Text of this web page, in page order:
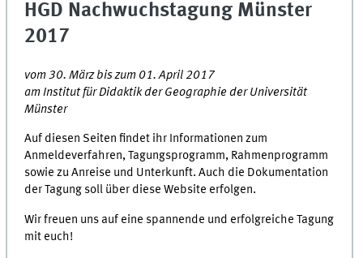
HGD Nachwuchstagung Münster
2017
vom 30. März bis zum 01. April 2017
am Institut für Didaktik der Geographie der Universität
Münster
Auf diesen Seiten findet ihr Informationen zum
Anmeldeverfahren, Tagungsprogramm, Rahmenprogramm
sowie zu Anreise und Unterkunft. Auch die Dokumentation
der Tagung soll über diese Website erfolgen.
Wir freuen uns auf eine spannende und erfolgreiche Tagung
mit euch!